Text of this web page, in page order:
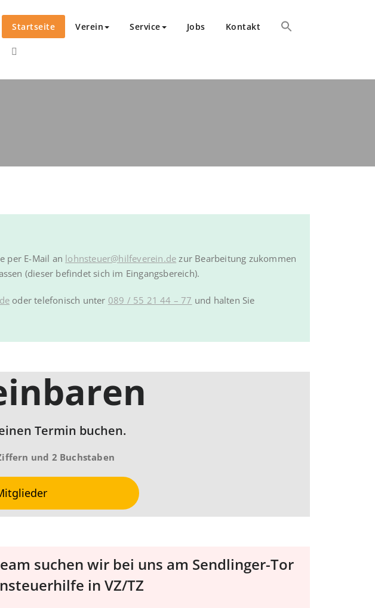
Startseite Verein Service Jobs Kontakt
per E-Mail an lohnsteuer@hilfeverein.de zur Bearbeitung zukommen
(dieser befindet sich im Eingangsbereich).
oder telefonisch unter 089 / 55 21 44 – 77 und halten Sie
Termin buchen.
und 2 Buchstaben
suchen wir bei uns am Sendlinger-Tor
in VZ/TZ